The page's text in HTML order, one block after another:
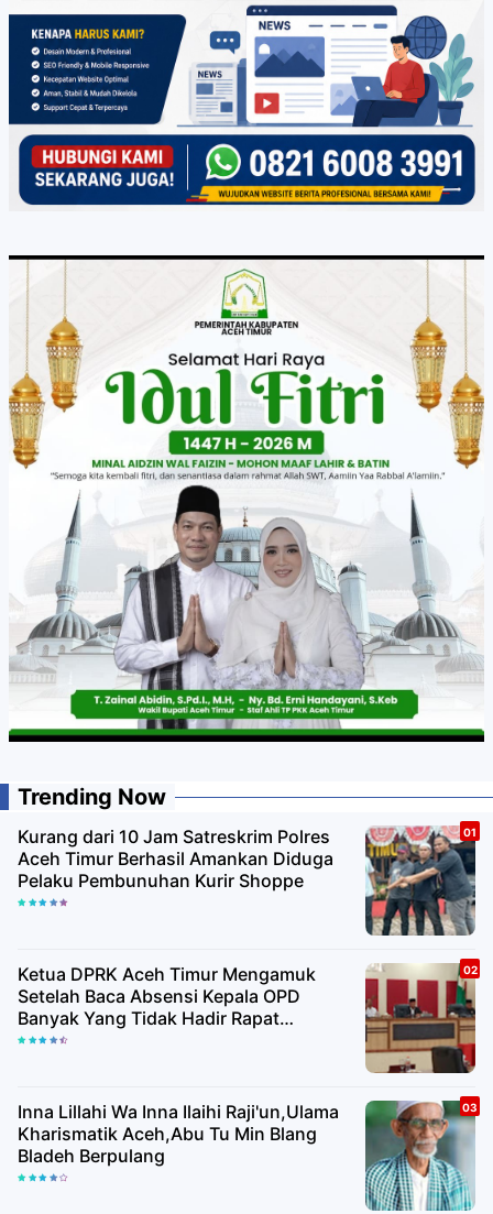
Trending Now
Kurang dari 10 Jam Satreskrim Polres
Aceh Timur Berhasil Amankan Diduga
Pelaku Pembunuhan Kurir Shoppe
Ketua DPRK Aceh Timur Mengamuk
Setelah Baca Absensi Kepala OPD
Banyak Yang Tidak Hadir Rapat
Paripurna
Inna Lillahi Wa Inna Ilaihi Raji'un,Ulama
Kharismatik Aceh,Abu Tu Min Blang
Bladeh Berpulang